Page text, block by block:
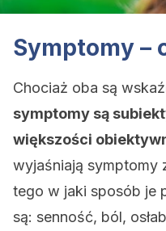
Symptomy –
Chociaż oba są
symptomy są
większości
wyjaśniają symptomy
tego w jaki sposób je
są: senność, ból,